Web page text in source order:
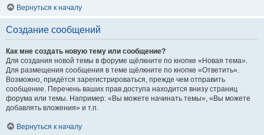
Вернуться к началу
Создание сообщений
Как мне создать новую тему или сообщение?
Для создания новой темы в форуме щёлкните по кнопке «Новая тема».
Для размещения сообщения в теме щёлкните по кнопке «Ответить».
Возможно, придётся зарегистрироваться, прежде чем отправить
сообщение. Перечень ваших прав доступа находится внизу страниц
форума или темы. Например: «Вы можете начинать темы», «Вы можете
добавлять вложения» и т.п.
Вернуться к началу